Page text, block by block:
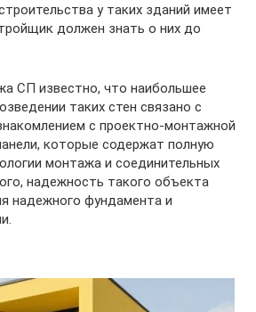
у таких зданий имеет
должен знать о них до
СП известно, что наибольшее
таких стен связано с
с проектно-монтажной
которые содержат полную
монтажа и соединительных
надежность такого объекта
надежного фундамента и